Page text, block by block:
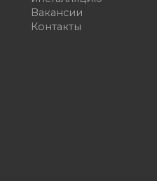
Вакансии
Контакты